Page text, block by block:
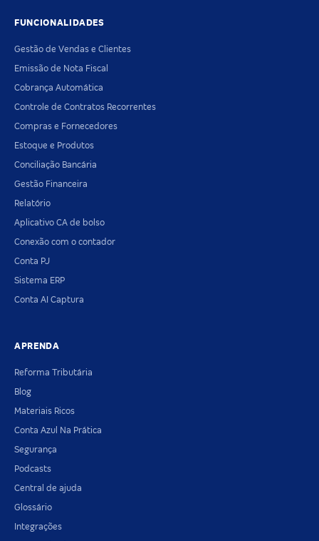
FUNCIONALIDADES
Gestão de Vendas e Clientes
Emissão de Nota Fiscal
Cobrança Automática
Controle de Contratos Recorrentes
Compras e Fornecedores
Estoque e Produtos
Conciliação Bancária
Gestão Financeira
Relatório
Aplicativo CA de bolso
Conexão com o contador
Conta PJ
Sistema ERP
Conta AI Captura
APRENDA
Reforma Tributária
Blog
Materiais Ricos
Conta Azul Na Prática
Segurança
Podcasts
Central de ajuda
Glossário
Integrações